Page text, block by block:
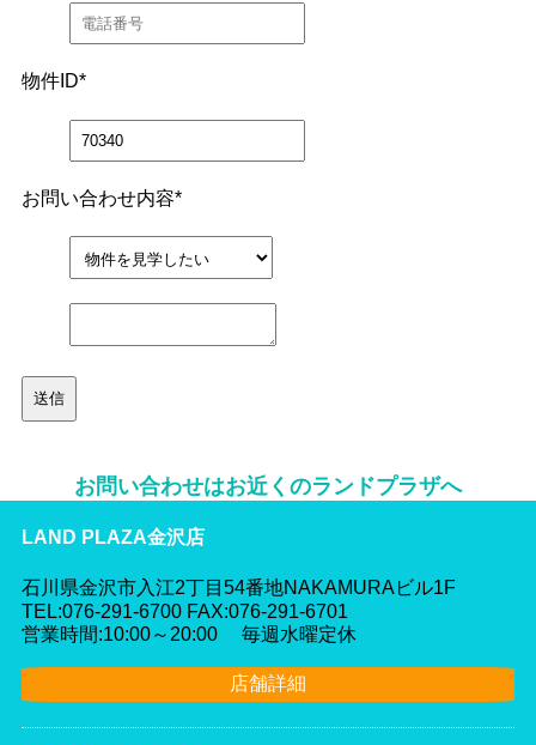
物件ID*
お問い合わせ内容*
お問い合わせはお近くのランドプラザへ
LAND PLAZA金沢店
石川県金沢市入江2丁目54番地NAKAMURAビル1F
TEL:076-291-6700 FAX:076-291-6701
営業時間:10:00～20:00 毎週水曜定休
店舗詳細